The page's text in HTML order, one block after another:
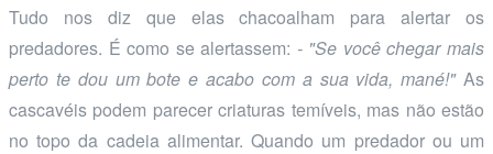
Tudo nos diz que elas chacoalham para alertar os
predadores. É como se alertassem: - "Se você chegar mais
perto te dou um bote e acabo com a sua vida, mané!"As
cascavéis podem parecer criaturas temíveis, mas não estão
no topo da cadeia alimentar. Quando um predador ou um